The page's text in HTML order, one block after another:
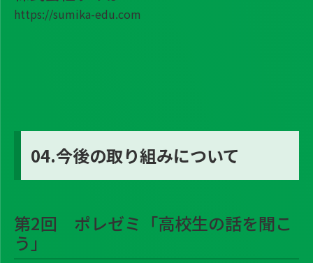
https://sumika-edu.com
04.今後の取り組みについて
第2回 ポレゼミ「高校生の話を聞こ
う」